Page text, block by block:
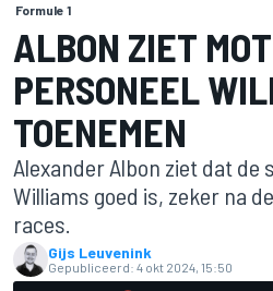
Formule 1
ALBON ZIET
PERSONEEL
TOENEMEN
Alexander Albon ziet dat
Williams goed is, zeker na
races.
Gijs Leuvenink
Gepubliceerd: 4 okt 2024, 15:50